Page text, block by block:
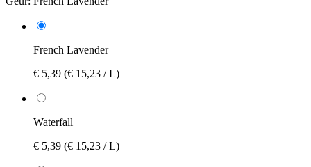
French Lavender
€ 5,39 (€ 15,23 / L)
Waterfall
€ 5,39 (€ 15,23 / L)